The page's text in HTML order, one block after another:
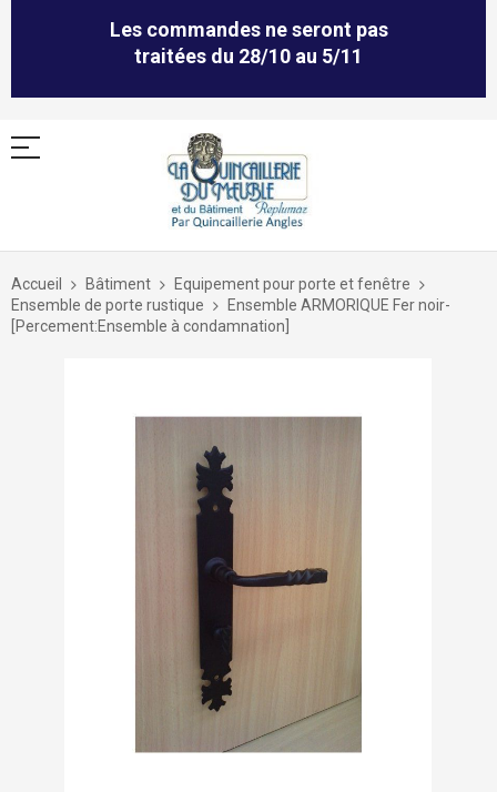
Les commandes ne seront pas
traitées du 28/10 au 5/11
Allez
contenu
Accueil Bâtiment
Equipement pour porte et fenêtre
Ensemble de porte rustique
Ensemble ARMORIQUE Fer noir-
[Percement:Ensemble à condamnation]